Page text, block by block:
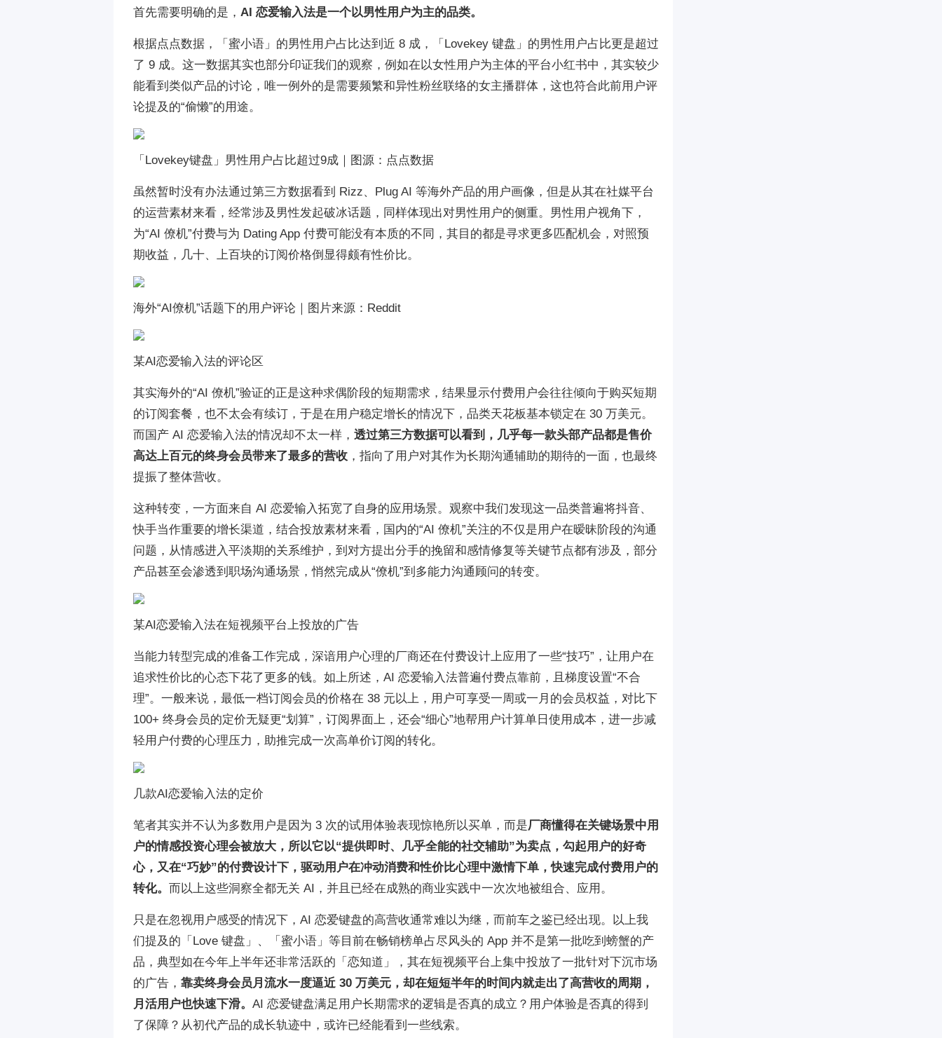
首先需要明确的是， AI 恋爱输入法是一个以男性用户为主的品类。
根据点点数据，「蜜小语」的男性用户占比达到近 8 成，「Lovekey 键盘」的男性用户占比更是超过
了 9 成。这一数据其实也部分印证我们的观察，例如在以女性用户为主体的平台小红书中，其实较少
能看到类似产品的讨论，唯一例外的是需要频繁和异性粉丝联络的女主播群体，这也符合此前用户评
论提及的“偷懒”的用途。
「Lovekey键盘」男性用户占比超过9成｜图源：点点数据
虽然暂时没有办法通过第三方数据看到 Rizz、Plug AI 等海外产品的用户画像，但是从其在社媒平台
的运营素材来看，经常涉及男性发起破冰话题，同样体现出对男性用户的侧重。男性用户视角下，
为“AI 僚机”付费与为 Dating App 付费可能没有本质的不同，其目的都是寻求更多匹配机会，对照预
期收益，几十、上百块的订阅价格倒显得颇有性价比。
海外“AI僚机”话题下的用户评论｜图片来源：Reddit
某AI恋爱输入法的评论区
其实海外的“AI 僚机”验证的正是这种求偶阶段的短期需求，结果显示付费用户会往往倾向于购买短期
的订阅套餐，也不太会有续订，于是在用户稳定增长的情况下，品类天花板基本锁定在 30 万美元。
而国产 AI 恋爱输入法的情况却不太一样， 透过第三方数据可以看到，几乎每一款头部产品都是售价
高达上百元的终身会员带来了最多的营收 ，指向了用户对其作为长期沟通辅助的期待的一面，也最终
提振了整体营收。
这种转变，一方面来自 AI 恋爱输入拓宽了自身的应用场景。观察中我们发现这一品类普遍将抖音、
快手当作重要的增长渠道，结合投放素材来看，国内的“AI 僚机”关注的不仅是用户在暧昧阶段的沟通
问题，从情感进入平淡期的关系维护，到对方提出分手的挽留和感情修复等关键节点都有涉及，部分
产品甚至会渗透到职场沟通场景，悄然完成从“僚机”到多能力沟通顾问的转变。
某AI恋爱输入法在短视频平台上投放的广告
当能力转型完成的准备工作完成，深谙用户心理的厂商还在付费设计上应用了一些“技巧”，让用户在
追求性价比的心态下花了更多的钱。如上所述，AI 恋爱输入法普遍付费点靠前，且梯度设置“不合
理”。一般来说，最低一档订阅会员的价格在 38 元以上，用户可享受一周或一月的会员权益，对比下
100+ 终身会员的定价无疑更“划算”，订阅界面上，还会“细心”地帮用户计算单日使用成本，进一步减
轻用户付费的心理压力，助推完成一次高单价订阅的转化。
几款AI恋爱输入法的定价
笔者其实并不认为多数用户是因为 3 次的试用体验表现惊艳所以买单，而是厂商懂得在关键场景中用
户的情感投资心理会被放大，所以它以“提供即时、几乎全能的社交辅助”为卖点，勾起用户的好奇
心，又在“巧妙”的付费设计下，驱动用户在冲动消费和性价比心理中激情下单，快速完成付费用户的
转化。 而以上这些洞察全都无关 AI，并且已经在成熟的商业实践中一次次地被组合、应用。
只是在忽视用户感受的情况下，AI 恋爱键盘的高营收通常难以为继，而前车之鉴已经出现。以上我
们提及的「Love 键盘」、「蜜小语」等目前在畅销榜单占尽风头的 App 并不是第一批吃到螃蟹的产
品，典型如在今年上半年还非常活跃的「恋知道」，其在短视频平台上集中投放了一批针对下沉市场
的广告， 靠卖终身会员月流水一度逼近 30 万美元，却在短短半年的时间内就走出了高营收的周期，
月活用户也快速下滑。 AI 恋爱键盘满足用户长期需求的逻辑是否真的成立？用户体验是否真的得到
了保障？从初代产品的成长轨迹中，或许已经能看到一些线索。